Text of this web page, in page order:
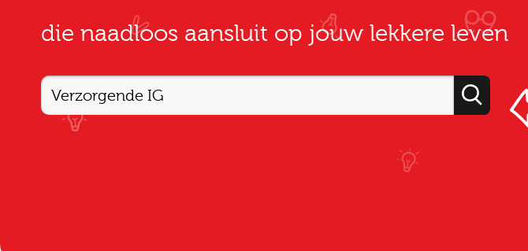
die naadloos aansluit op jouw lekkere leven